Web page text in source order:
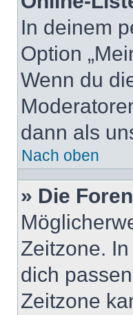
In deinem
Option
Wenn du
dann als
Nach oben
» Die
Zeitzone.
dich
Zeitzone